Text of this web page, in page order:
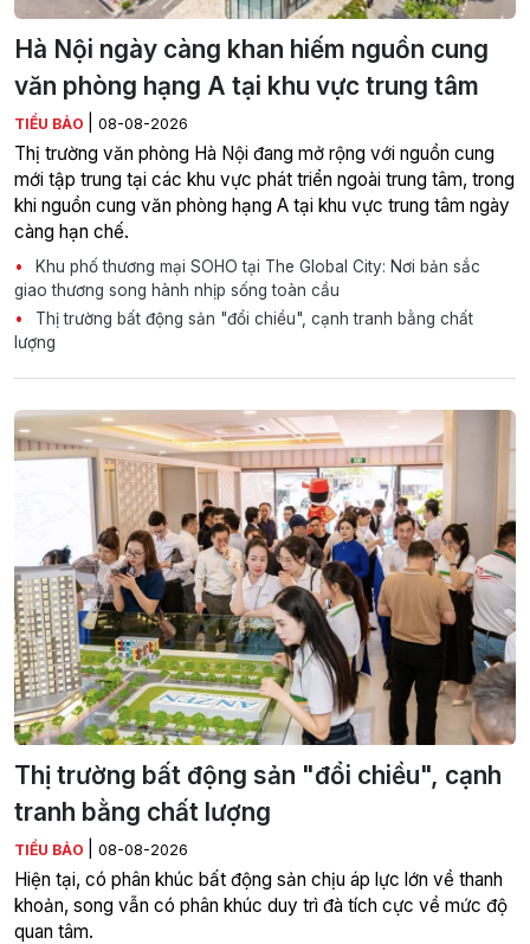
Hà Nội ngày càng khan hiếm nguồn cung
văn phòng hạng A tại khu vực trung tâm
TIỂU BẢO 08-08-2026
Thị trường văn phòng Hà Nội đang mở rộng với nguồn cung
mới tập trung tại các khu vực phát triển ngoài trung tâm, trong
khi nguồn cung văn phòng hạng A tại khu vực trung tâm ngày
càng hạn chế.
Khu phố thương mại SOHO tại The Global City: Nơi bản sắc
giao thương song hành nhịp sống toàn cầu
Thị trường bất động sản "đổi chiều", cạnh tranh bằng chất
lượng
Thị trường bất động sản "đổi chiều", cạnh
tranh bằng chất lượng
TIỂU BẢO 08-08-2026
Hiện tại, có phân khúc bất động sản chịu áp lực lớn về thanh
khoản, song vẫn có phân khúc duy trì đà tích cực về mức độ
quan tâm.